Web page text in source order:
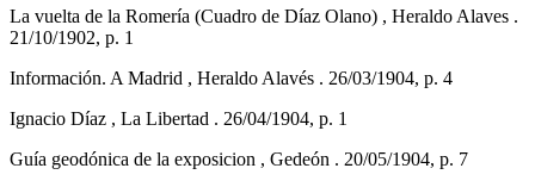
La vuelta de la Romería (Cuadro de Díaz Olano) , Heraldo Alaves .
21/10/1902, p. 1
Información. A Madrid , Heraldo Alavés . 26/03/1904, p. 4
Ignacio Díaz , La Libertad . 26/04/1904, p. 1
Guía geodónica de la exposicion , Gedeón . 20/05/1904, p. 7